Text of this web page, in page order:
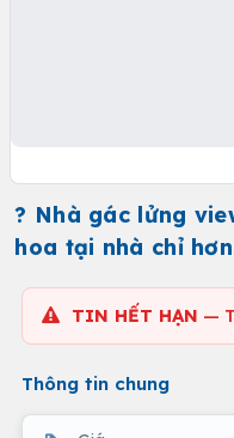
? Nhà gác lửng
hoa tại nhà chỉ
TIN HẾT HẠN —
Thông tin chung